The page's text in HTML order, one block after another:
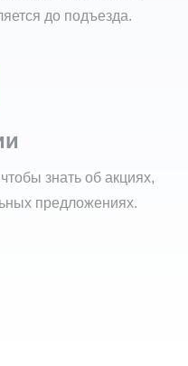
до подъезда.
знать об акциях,
предложениях.